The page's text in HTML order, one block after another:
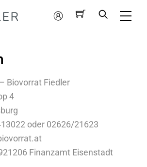
Mein
Biovorrat Fiedler
4
oder 02626/21623
Finanzamt Eisenstadt